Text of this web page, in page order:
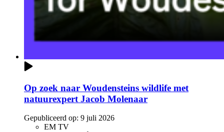
Op zoek naar Woudensteins wildlife met
natuurexpert Jacob Molenaar
Gepubliceerd op: 9 juli 2026
EM TV